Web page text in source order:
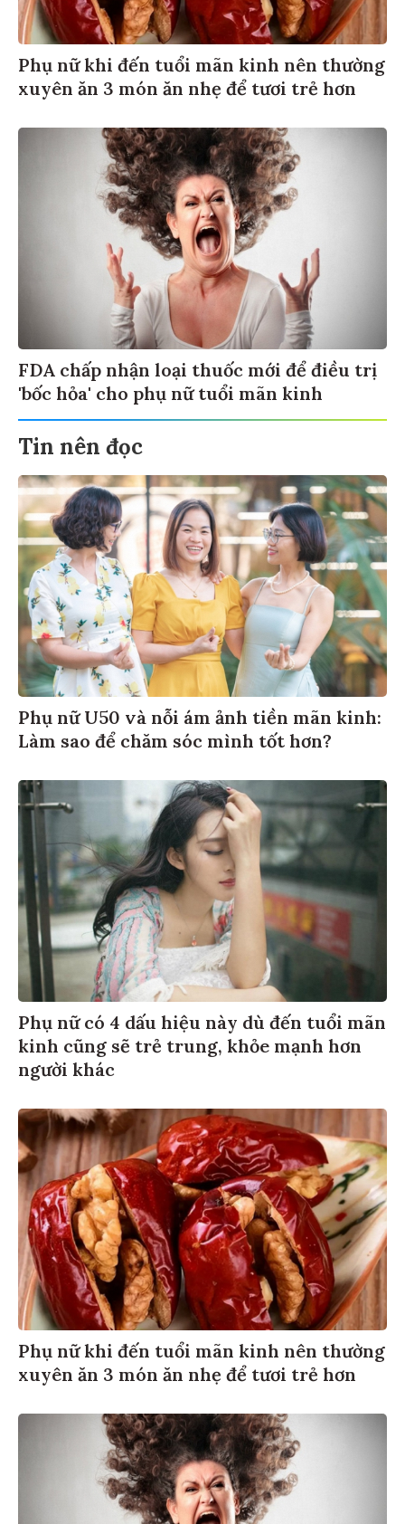
Phụ nữ khi đến tuổi mãn kinh nên thường
xuyên ăn 3 món ăn nhẹ để tươi trẻ hơn
FDA chấp nhận loại thuốc mới để điều trị
'bốc hỏa' cho phụ nữ tuổi mãn kinh
Tin nên đọc
Phụ nữ U50 và nỗi ám ảnh tiền mãn kinh:
Làm sao để chăm sóc mình tốt hơn?
Phụ nữ có 4 dấu hiệu này dù đến tuổi mãn
kinh cũng sẽ trẻ trung, khỏe mạnh hơn
người khác
Phụ nữ khi đến tuổi mãn kinh nên thường
xuyên ăn 3 món ăn nhẹ để tươi trẻ hơn